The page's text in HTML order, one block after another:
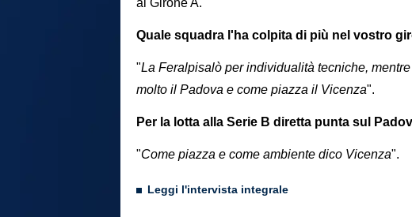
al Girone A.
Quale squadra l'ha colpita di più nel vostro
"La Feralpisalò per individualità tecniche,
molto il Padova e come piazza il Vicenza".
Per la lotta alla Serie B diretta punta sul
"Come piazza e come ambiente dico Vicenza".
Leggi l'intervista integrale